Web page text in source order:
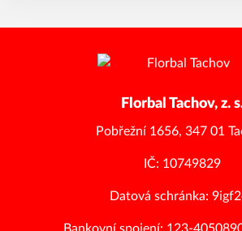
Florbal Tachov, z.
Pobřežní 1656, 347 01
IČ: 10749829
Datová schránka: